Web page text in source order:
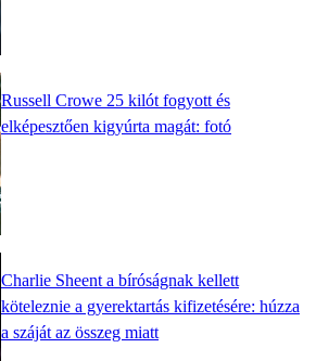
Russell Crowe 25 kilót fogyott és
elképesztően kigyúrta magát: fotó
Charlie Sheent a bíróságnak kellett
köteleznie a gyerektartás kifizetésére: húzza
a száját az összeg miatt